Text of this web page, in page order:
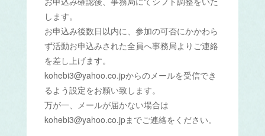
します。
お申込み後数日以内に、参加の可否にかかわら
ず活動お申込みされた全員へ事務局よりご連絡
を差し上げます。
kohebi3@yahoo.co.jpからのメールを受信でき
るよう設定をお願い致します。
万が一、メールが届かない場合は
kohebi3@yahoo.co.jpまでご連絡をください。